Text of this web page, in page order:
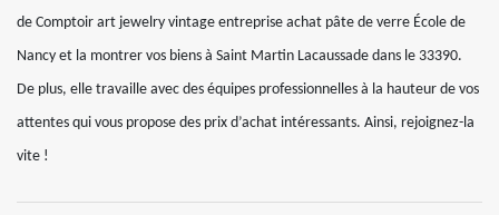
de Comptoir art jewelry vintage entreprise achat pâte de verre École de
Nancy et la montrer vos biens à Saint Martin Lacaussade dans le 33390.
De plus, elle travaille avec des équipes professionnelles à la hauteur de vos
attentes qui vous propose des prix d’achat intéressants. Ainsi, rejoignez-la
vite !